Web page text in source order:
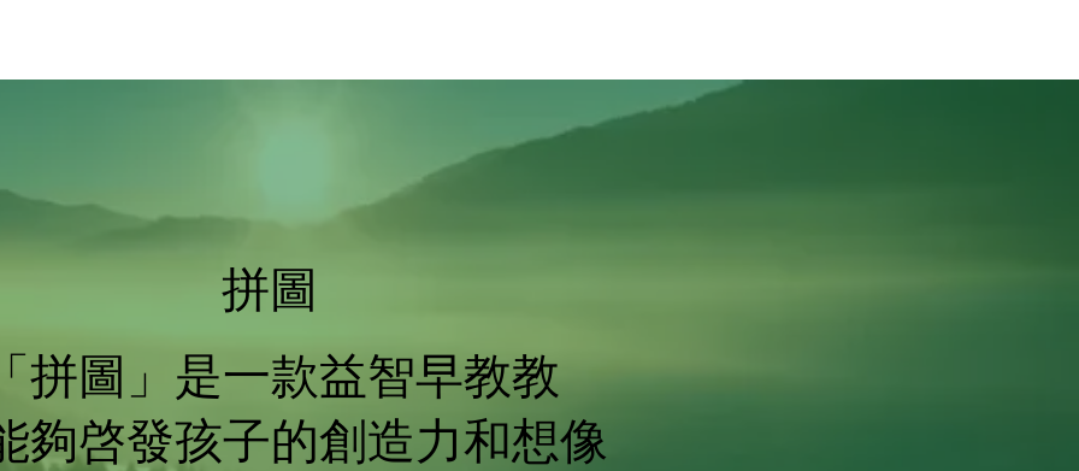
拼圖
拼圖」是一款益智早教教
夠啓發孩子的創造力和想像